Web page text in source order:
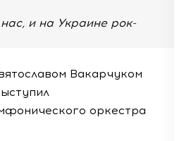
и на Украине рок-
Вакарчуком
оркестра